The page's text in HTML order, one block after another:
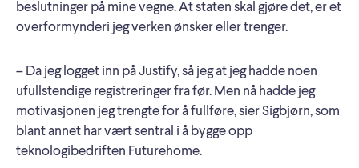
beslutninger på mine vegne. At staten skal gjøre det, er et
overformynderi jeg verken ønsker eller trenger.
– Da jeg logget inn på Justify, så jeg at jeg hadde noen
ufullstendige registreringer fra før. Men nå hadde jeg
motivasjonen jeg trengte for å fullføre, sier Sigbjørn, som
blant annet har vært sentral i å bygge opp
teknologibedriften Futurehome.